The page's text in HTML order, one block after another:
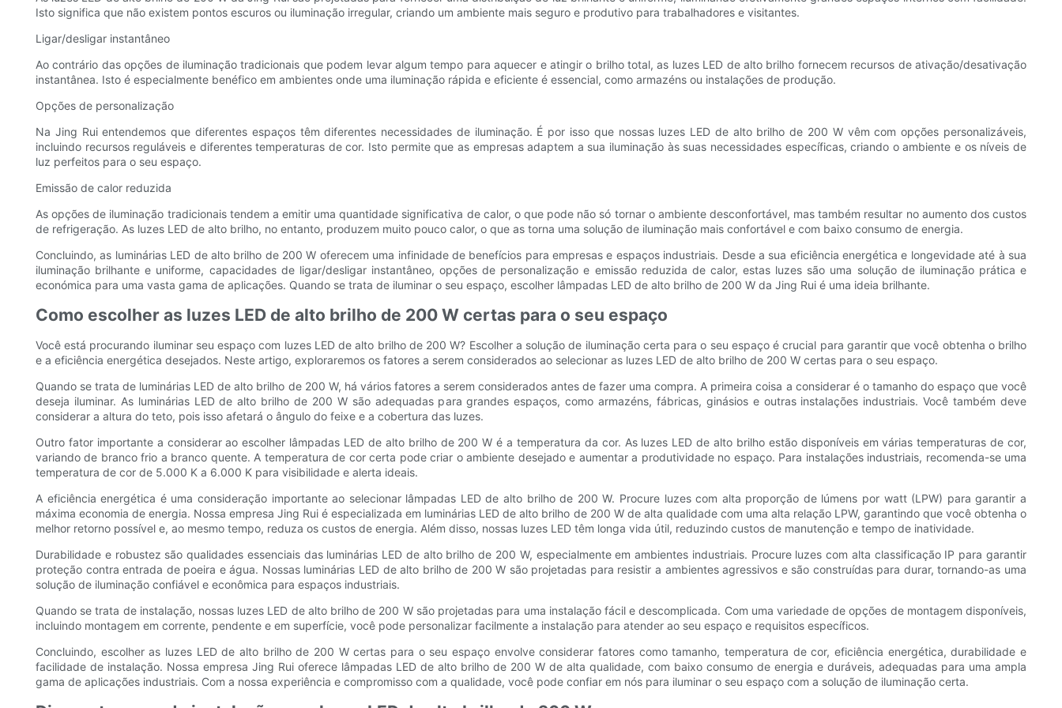
Isto significa que não existem pontos escuros ou iluminação irregular, criando um ambiente mais seguro e produtivo para trabalhadores e visitantes.
Ligar/desligar instantâneo
Ao contrário das opções de iluminação tradicionais que podem levar algum tempo para aquecer e atingir o brilho total, as luzes LED de alto brilho fornecem recursos de ativação/desativação
instantânea. Isto é especialmente benéfico em ambientes onde uma iluminação rápida e eficiente é essencial, como armazéns ou instalações de produção.
Opções de personalização
Na Jing Rui entendemos que diferentes espaços têm diferentes necessidades de iluminação. É por isso que nossas luzes LED de alto brilho de 200 W vêm com opções personalizáveis,
incluindo recursos reguláveis ​​e diferentes temperaturas de cor. Isto permite que as empresas adaptem a sua iluminação às suas necessidades específicas, criando o ambiente e os níveis de
luz perfeitos para o seu espaço.
Emissão de calor reduzida
As opções de iluminação tradicionais tendem a emitir uma quantidade significativa de calor, o que pode não só tornar o ambiente desconfortável, mas também resultar no aumento dos custos
de refrigeração. As luzes LED de alto brilho, no entanto, produzem muito pouco calor, o que as torna uma solução de iluminação mais confortável e com baixo consumo de energia.
Concluindo, as luminárias LED de alto brilho de 200 W oferecem uma infinidade de benefícios para empresas e espaços industriais. Desde a sua eficiência energética e longevidade até à sua
iluminação brilhante e uniforme, capacidades de ligar/desligar instantâneo, opções de personalização e emissão reduzida de calor, estas luzes são uma solução de iluminação prática e
económica para uma vasta gama de aplicações. Quando se trata de iluminar o seu espaço, escolher lâmpadas LED de alto brilho de 200 W da Jing Rui é uma ideia brilhante.
Como escolher as luzes LED de alto brilho de 200 W certas para o seu espaço
Você está procurando iluminar seu espaço com luzes LED de alto brilho de 200 W? Escolher a solução de iluminação certa para o seu espaço é crucial para garantir que você obtenha o brilho
e a eficiência energética desejados. Neste artigo, exploraremos os fatores a serem considerados ao selecionar as luzes LED de alto brilho de 200 W certas para o seu espaço.
Quando se trata de luminárias LED de alto brilho de 200 W, há vários fatores a serem considerados antes de fazer uma compra. A primeira coisa a considerar é o tamanho do espaço que você
deseja iluminar. As luminárias LED de alto brilho de 200 W são adequadas para grandes espaços, como armazéns, fábricas, ginásios e outras instalações industriais. Você também deve
considerar a altura do teto, pois isso afetará o ângulo do feixe e a cobertura das luzes.
Outro fator importante a considerar ao escolher lâmpadas LED de alto brilho de 200 W é a temperatura da cor. As luzes LED de alto brilho estão disponíveis em várias temperaturas de cor,
variando de branco frio a branco quente. A temperatura de cor certa pode criar o ambiente desejado e aumentar a produtividade no espaço. Para instalações industriais, recomenda-se uma
temperatura de cor de 5.000 K a 6.000 K para visibilidade e alerta ideais.
A eficiência energética é uma consideração importante ao selecionar lâmpadas LED de alto brilho de 200 W. Procure luzes com alta proporção de lúmens por watt (LPW) para garantir a
máxima economia de energia. Nossa empresa Jing Rui é especializada em luminárias LED de alto brilho de 200 W de alta qualidade com uma alta relação LPW, garantindo que você obtenha o
melhor retorno possível e, ao mesmo tempo, reduza os custos de energia. Além disso, nossas luzes LED têm longa vida útil, reduzindo custos de manutenção e tempo de inatividade.
Durabilidade e robustez são qualidades essenciais das luminárias LED de alto brilho de 200 W, especialmente em ambientes industriais. Procure luzes com alta classificação IP para garantir
proteção contra entrada de poeira e água. Nossas luminárias LED de alto brilho de 200 W são projetadas para resistir a ambientes agressivos e são construídas para durar, tornando-as uma
solução de iluminação confiável e econômica para espaços industriais.
Quando se trata de instalação, nossas luzes LED de alto brilho de 200 W são projetadas para uma instalação fácil e descomplicada. Com uma variedade de opções de montagem disponíveis,
incluindo montagem em corrente, pendente e em superfície, você pode personalizar facilmente a instalação para atender ao seu espaço e requisitos específicos.
Concluindo, escolher as luzes LED de alto brilho de 200 W certas para o seu espaço envolve considerar fatores como tamanho, temperatura de cor, eficiência energética, durabilidade e
facilidade de instalação. Nossa empresa Jing Rui oferece lâmpadas LED de alto brilho de 200 W de alta qualidade, com baixo consumo de energia e duráveis, adequadas para uma ampla
gama de aplicações industriais. Com a nossa experiência e compromisso com a qualidade, você pode confiar em nós para iluminar o seu espaço com a solução de iluminação certa.